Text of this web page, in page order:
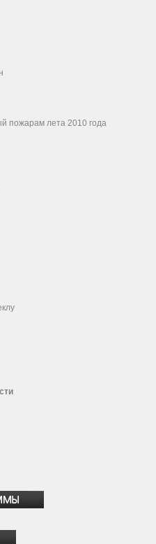
пожарам лета 2010 года